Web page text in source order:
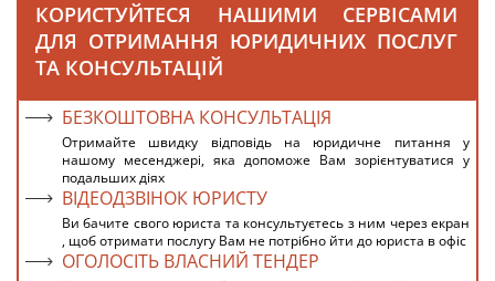
КОРИСТУЙТЕСЯ НАШИМИ СЕРВІСАМИ
ДЛЯ ОТРИМАННЯ ЮРИДИЧНИХ ПОСЛУГ
ТА КОНСУЛЬТАЦІЙ
БЕЗКОШТОВНА КОНСУЛЬТАЦІЯ
Отримайте швидку відповідь на юридичне питання у
нашому месенджері, яка допоможе Вам зорієнтуватися у
подальших діях
ВІДЕОДЗВІНОК ЮРИСТУ
Ви бачите свого юриста та консультуєтесь з ним через екран
, щоб отримати послугу Вам не потрібно йти до юриста в офіс
ОГОЛОСІТЬ ВЛАСНИЙ ТЕНДЕР